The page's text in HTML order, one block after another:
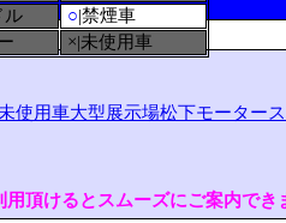
ル ○|禁煙車
×|未使用車
使用車大型展示場松下モーター
頂けるとスムーズにご案内でき